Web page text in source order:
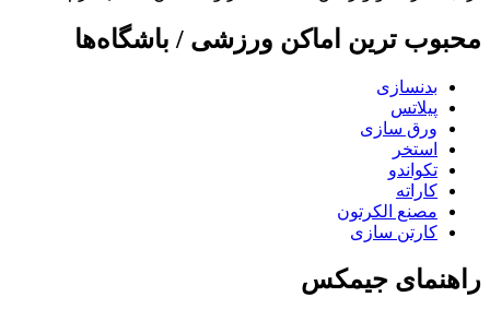
محبوب ترین اماکن ورزشی / باشگاه‌ها
بدنسازی
پیلاتس
ورق سازی
استخر
تکواندو
کاراته
مصنع الکرتون
کارتن سازی
راهنمای جیمکس